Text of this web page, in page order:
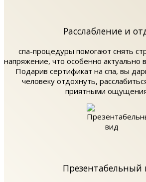
Расслабление и
спа-процедуры помогают снять
напряжение, что особенно актуально
Подарив сертификат на спа, вы
человеку отдохнуть,
приятными
Презентабельный